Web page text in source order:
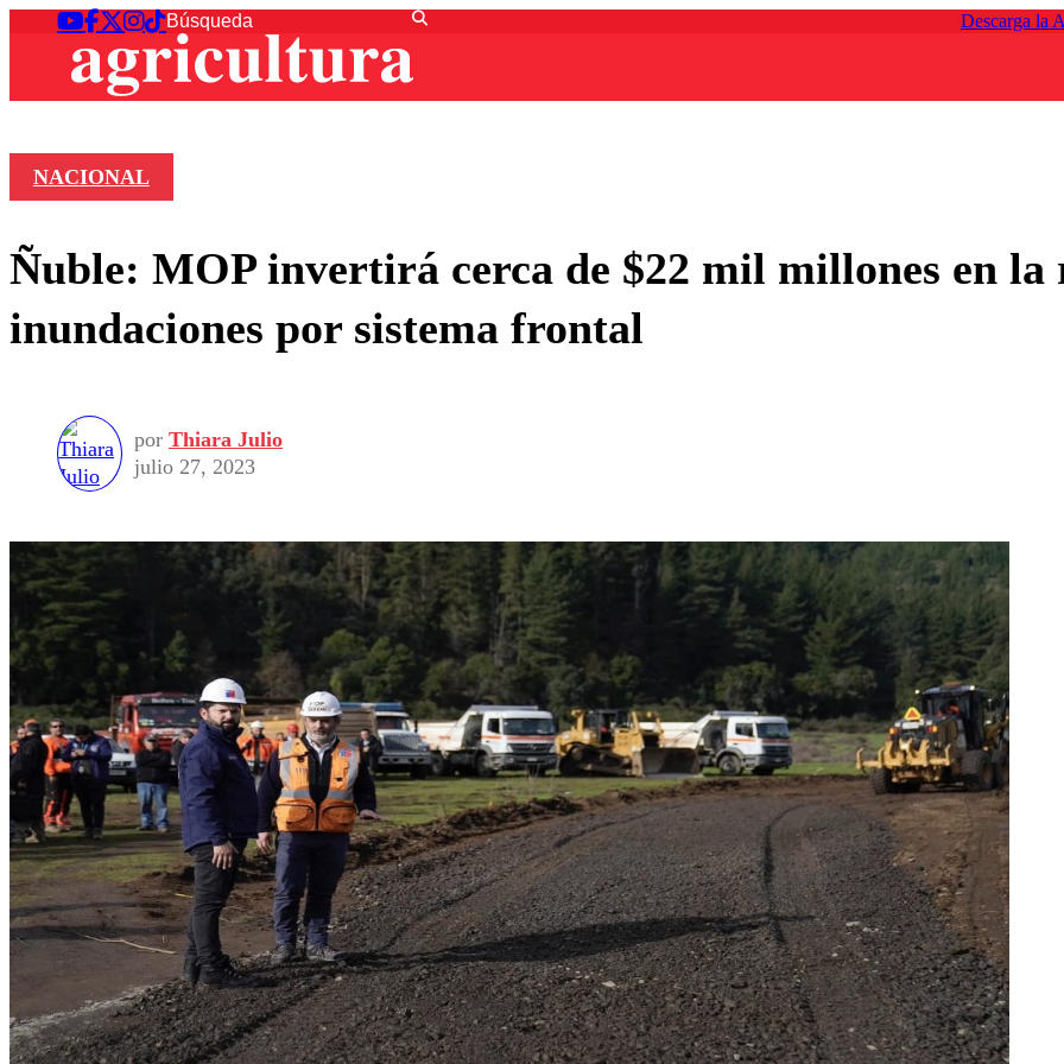
Descarga la
NACIONAL
Ñuble: MOP invertirá cerca de $22 mil millones en la
inundaciones por sistema frontal
por Thiara Julio
julio 27, 2023